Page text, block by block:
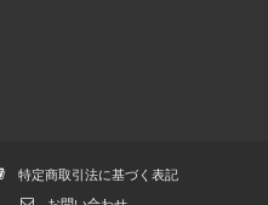
特定商取引法に基づく表記